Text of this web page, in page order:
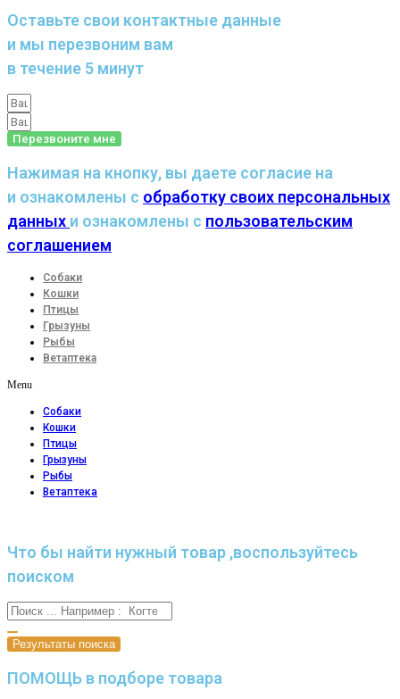
Оставьте свои контактные данные
и мы перезвоним вам
в течение 5 минут
Перезвоните мне
Нажимая на кнопку, вы даете согласие на
и ознакомлены с обработку своих персональных
данных и ознакомлены с пользовательским
соглашением
Собаки
Кошки
Птицы
Грызуны
Рыбы
Ветаптека
Menu
Собаки
Кошки
Птицы
Грызуны
Рыбы
Ветаптека
Что бы найти нужный товар ,воспользуйтесь
поиском
Результаты поиска
ПОМОЩЬ в подборе товара